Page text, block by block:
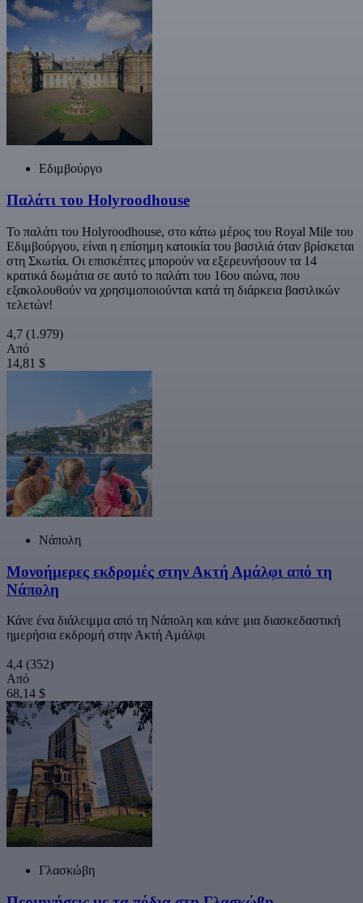
Εδιμβούργο
Παλάτι του Holyroodhouse
Το παλάτι του Holyroodhouse, στο κάτω μέρος του Royal Mile του
Εδιμβούργου, είναι η επίσημη κατοικία του βασιλιά όταν βρίσκεται
στη Σκωτία. Οι επισκέπτες μπορούν να εξερευνήσουν τα 14
κρατικά δωμάτια σε αυτό το παλάτι του 16ου αιώνα, που
εξακολουθούν να χρησιμοποιούνται κατά τη διάρκεια βασιλικών
τελετών!
4,7 (1.979)
Από
14,81 $
Νάπολη
Μονοήμερες εκδρομές στην Ακτή Αμάλφι από τη
Νάπολη
Κάνε ένα διάλειμμα από τη Νάπολη και κάνε μια διασκεδαστική
ημερήσια εκδρομή στην Ακτή Αμάλφι
4,4 (352)
Από
68,14 $
Γλασκώβη